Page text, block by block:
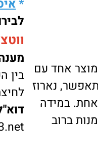
אחד עם
נארוז
במידה
מענה
בין השעות
דוא"ל: